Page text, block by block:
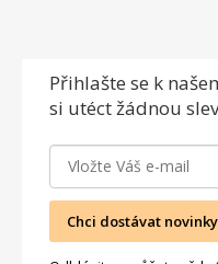
Přihlašte se k
si utéct žádnou
Chci dostávat novinky